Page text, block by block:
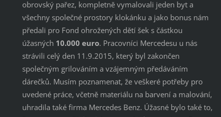
obrovský pařez, kompletně vymalovali jeden byt a
všechny společné prostory klokánku a jako bonus nám
předali pro Fond ohrožených dětí šek s částkou
úžasných 10.000 euro. Pracovníci Mercedesu u nás
strávili celý den 11.9.2015, který byl zakončen
společným grilováním a vzájemným předáváním
dárečků. Musím poznamenat, že veškeré potřeby pro
uvedené práce, včetně materiálu na barvení a malování,
uhradila také firma Mercedes Benz. Úžasné bylo také to,